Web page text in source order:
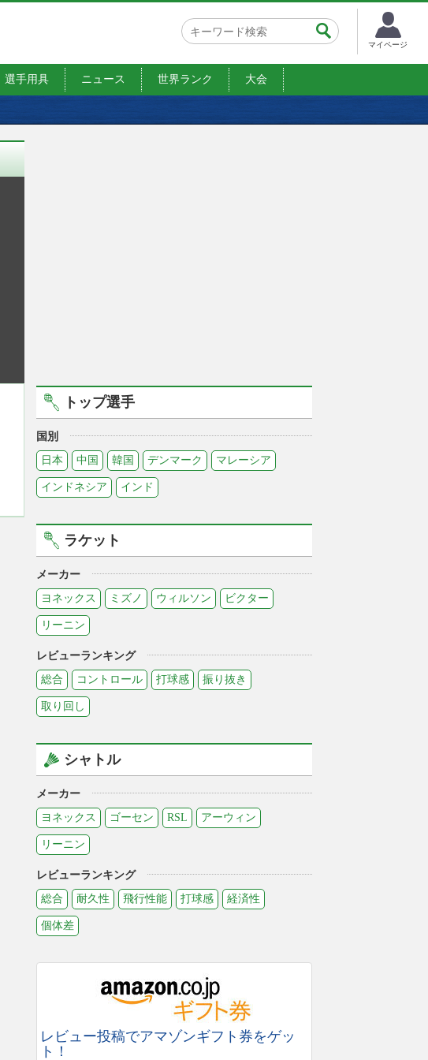
マイページ
選手用具 ニュース 世界ランク 大会
トップ選手
国別
日本
中国 韓国 デンマーク マレーシア
インドネシア インド
ラケット
メーカー
ヨネックス
ミズノ ウィルソン ビクター
リーニン
レビューランキング
総合
コントロール 打球感 振り抜き
取り回し
シャトル
メーカー
ヨネックス
ゴーセン RSL アーウィン
リーニン
レビューランキング
総合
耐久性 飛行性能 打球感 経済性
個体差
レビュー投稿でアマゾンギフト券をゲッ
ト！